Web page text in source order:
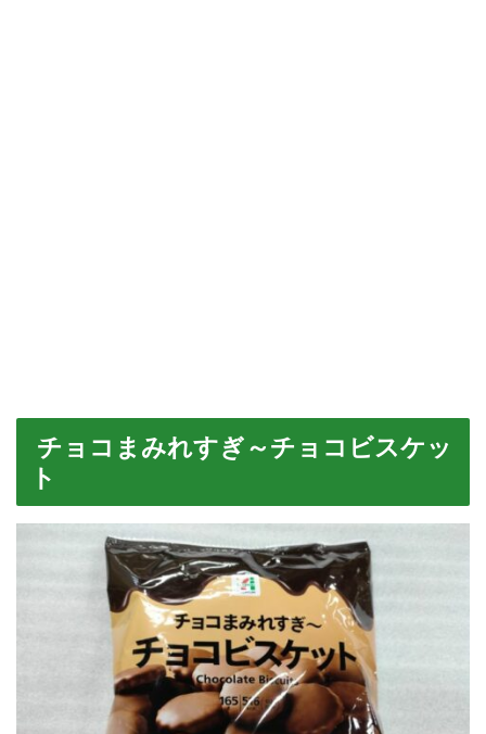
チョコまみれすぎ～チョコビスケッ
ト